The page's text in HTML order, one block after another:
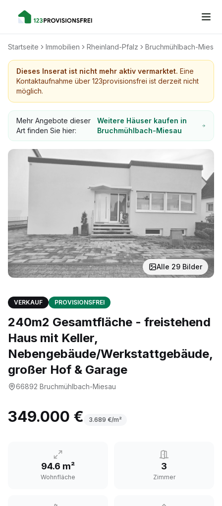
Startseite Immobilien Rheinland-Pfalz Bruchmühlbach-Miesau
Dieses Inserat ist nicht mehr aktiv vermarktet. Eine
Kontaktaufnahme über 123provisionsfrei ist derzeit nicht
möglich.
Mehr Angebote dieser
Art finden Sie hier:
Weitere Häuser kaufen in
Bruchmühlbach-Miesau
Alle 29 Bilder
VERKAUF PROVISIONSFREI
240m2 Gesamtfläche - freistehend
Haus mit Keller,
Nebengebäude/Werkstattgebäude,
großer Hof & Garage
66892 Bruchmühlbach-Miesau
349.000 € 3.689 €/m²
94.6 m²
Wohnfläche
3
Zimmer